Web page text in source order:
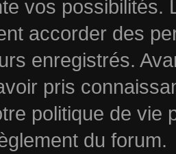
vos possibilités.
accorder des
enregistrés.
pris
politique de vie
du forum.